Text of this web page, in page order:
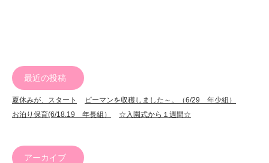
最近の投稿
夏休みが、スタート
ピーマンを収穫しました～。（6/29 年少組）
お泊り保育(6/18.19 年長組）
☆入園式から１週間☆
アーカイブ